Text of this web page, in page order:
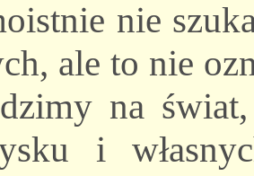
nie
ale to nie
na
i